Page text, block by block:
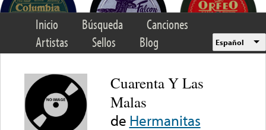
Inicio Búsqueda
Canciones
Artistas
Sellos Blog Español
Cuarenta Y Las
Malas
de Hermanitas